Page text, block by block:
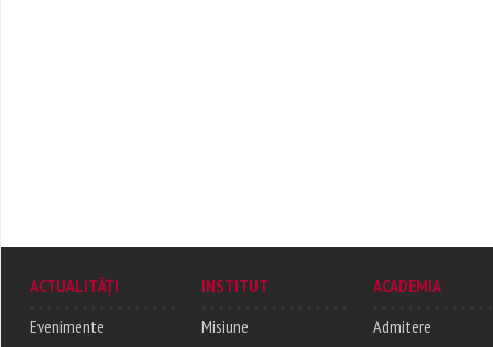
ACTUALITĂȚI
Evenimente
INSTITUT
Misiune
ACADEMIA
Admitere